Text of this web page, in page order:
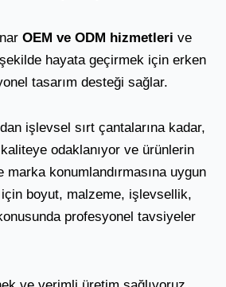
OEM ve ODM hizmetleri ve
hayata geçirmek için erken
tasarım desteği sağlar.
işlevsel sırt çantalarına kadar,
odaklanıyor ve ürünlerin
konumlandırmasına uygun
için boyut, malzeme, işlevsellik,
profesyonel tavsiyeler